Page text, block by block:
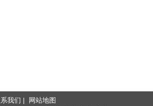
我们 | 网站地图